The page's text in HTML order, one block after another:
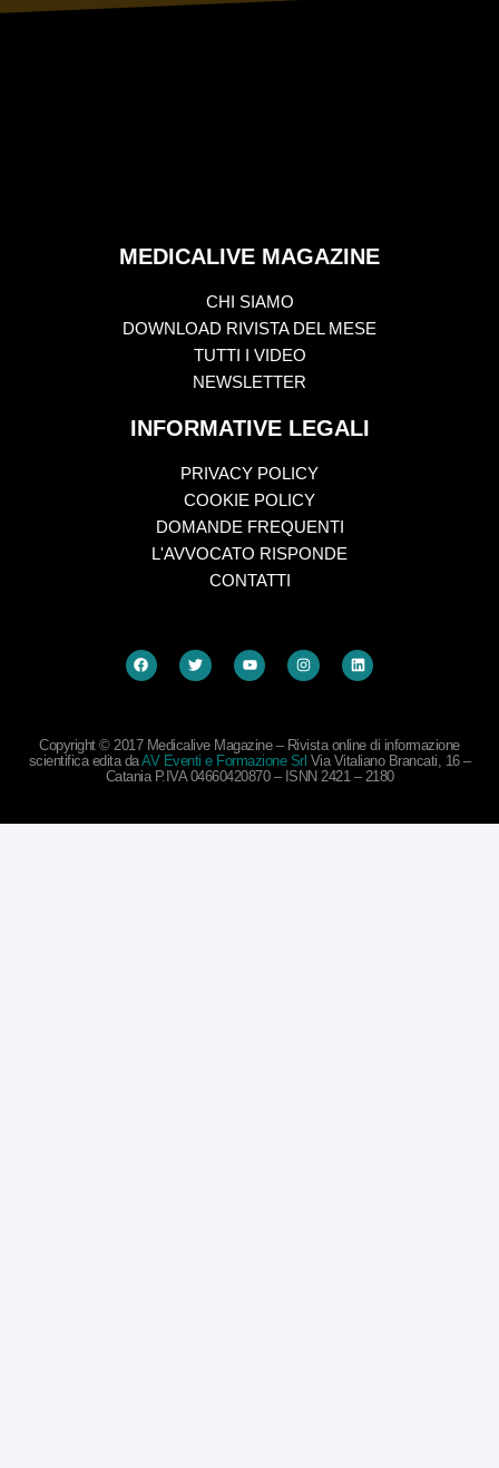
MEDICALIVE MAGAZINE
CHI SIAMO
DOWNLOAD RIVISTA DEL MESE
TUTTI I VIDEO
NEWSLETTER
INFORMATIVE LEGALI
PRIVACY POLICY
COOKIE POLICY
DOMANDE FREQUENTI
L'AVVOCATO RISPONDE
CONTATTI
Copyright © 2017 Medicalive Magazine – Rivista online di informazione
scientifica edita daAV Eventi e Formazione Srl Via Vitaliano Brancati, 16 –
Catania P.IVA 04660420870 – ISNN 2421 – 2180